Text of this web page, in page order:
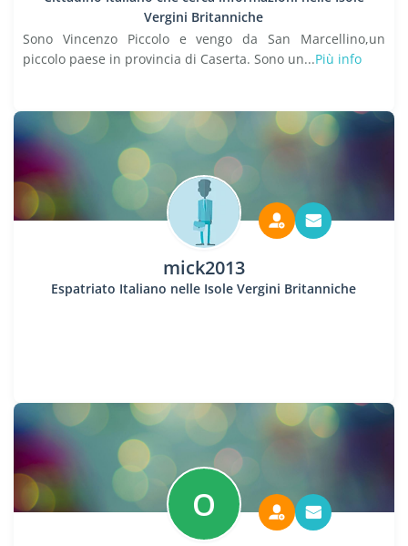
Vergini Britanniche
Sono Vincenzo Piccolo e vengo da San Marcellino,un
piccolo paese in provincia di Caserta. Sono un...Più info
mick2013
Espatriato Italiano nelle Isole Vergini Britanniche
O